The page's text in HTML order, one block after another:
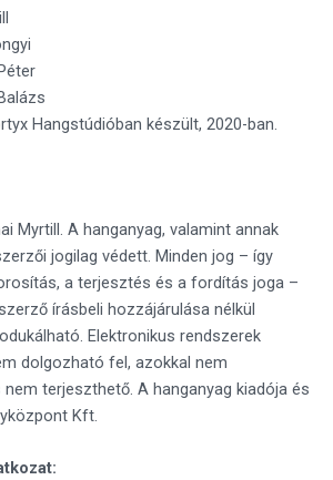
Hangstúdióban készült, 2020-ban.
Myrtill. A hanganyag, valamint annak
jogilag védett. Minden jog – így
a terjesztés és a fordítás joga –
írásbeli hozzájárulása nélkül
Elektronikus rendszerek
dolgozható fel, azokkal nem
terjeszthető. A hanganyag kiadója és
Kft.